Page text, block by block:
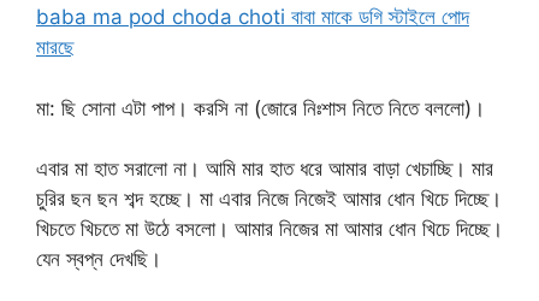
baba ma pod choda choti বাবা মাকে ডগি স্টাইলে পোদ
মারছে
মা: ছি সোনা এটা পাপ। করসি না (জোরে নিঃশাস নিতে নিতে বললো)।
এবার মা হাত সরালো না। আমি মার হাত ধরে আমার বাড়া খেচাচ্ছি। মার
চুরির ছন ছন শব্দ হচ্ছে। মা এবার নিজে নিজেই আমার ধোন খিচে দিচ্ছে।
খিচতে খিচতে মা উঠে বসলো। আমার নিজের মা আমার ধোন খিচে দিচ্ছে।
যেন স্বপ্ন দেখছি।